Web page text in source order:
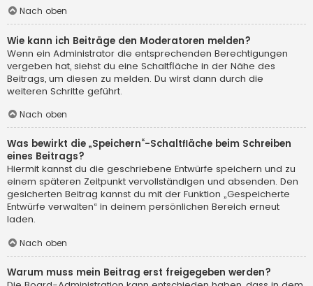
Nach oben
Wie kann ich Beiträge den Moderatoren melden?
Wenn ein Administrator die entsprechenden Berechtigungen
vergeben hat, siehst du eine Schaltfläche in der Nähe des
Beitrags, um diesen zu melden. Du wirst dann durch die
weiteren Schritte geführt.
Nach oben
Was bewirkt die „Speichern“-Schaltfläche beim Schreiben
eines Beitrags?
Hiermit kannst du die geschriebene Entwürfe speichern und zu
einem späteren Zeitpunkt vervollständigen und absenden. Den
gesicherten Beitrag kannst du mit der Funktion „Gespeicherte
Entwürfe verwalten“ in deinem persönlichen Bereich erneut
laden.
Nach oben
Warum muss mein Beitrag erst freigegeben werden?